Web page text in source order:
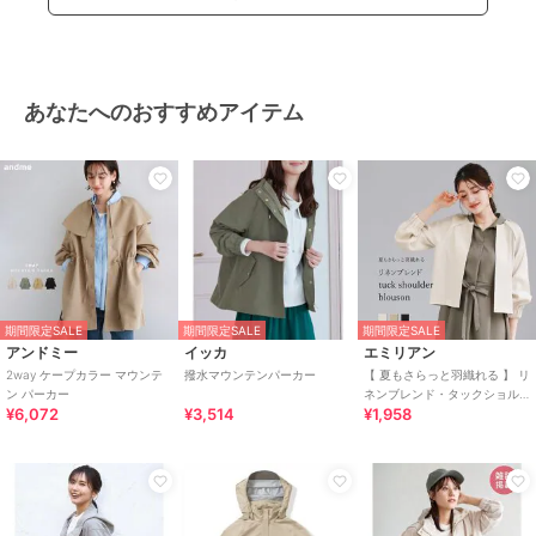
あなたへのおすすめアイテム
期間限定SALE
アンドミー
2way ケープカラー マウンテ
ン パーカー
¥6,072
期間限定SALE
イッカ
撥水マウンテンパーカー
¥3,514
期間限定SALE
エミリアン
【 夏もさらっと羽織れる 】 リ
ネンブレンド・タックショル
ダーブルゾン
¥1,958